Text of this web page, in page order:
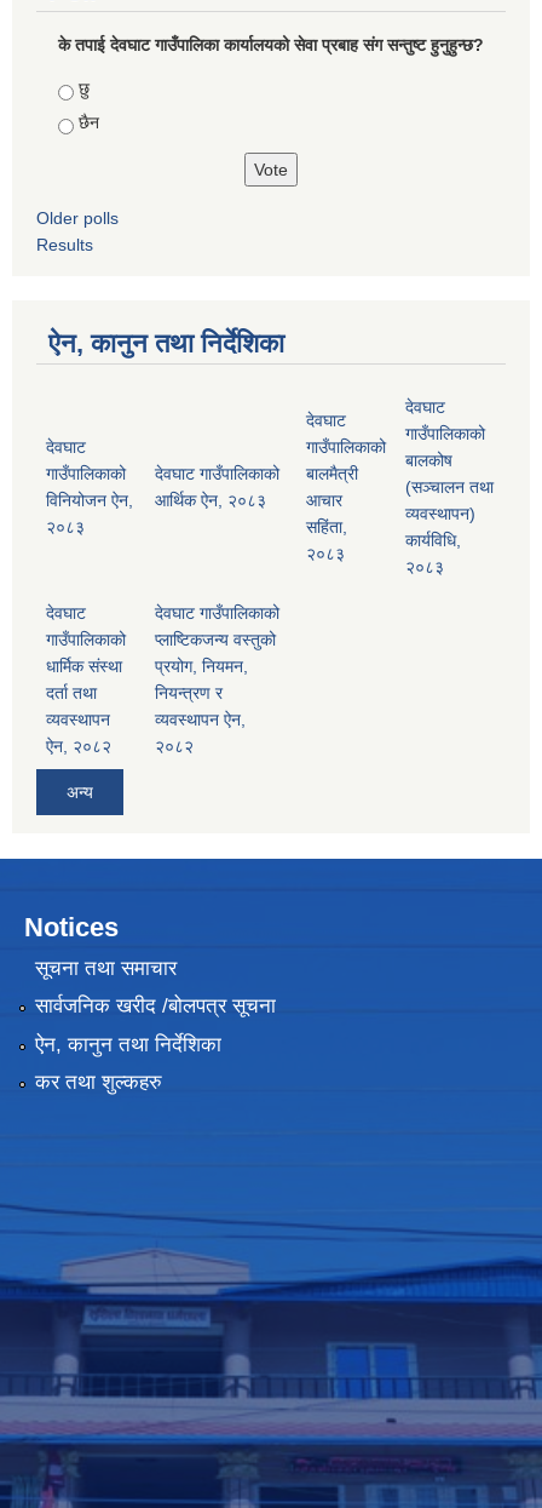
के तपाई देवघाट गाउँपालिका कार्यालयको सेवा प्रबाह संग सन्तुष्ट हुनुहुन्छ?
Choices
छु
छैन
Older polls
Results
ऐन, कानुन तथा निर्देशिका
देवघाट
गाउँपालिकाको
विनियोजन ऐन,
२०८३
देवघाट गाउँपालिकाको
आर्थिक ऐन, २०८३
देवघाट
गाउँपालिकाको
बालमैत्री
आचार
सहिंता,
२०८३
देवघाट
गाउँपालिकाको
बालकोष
(सञ्चालन तथा
व्यवस्थापन)
कार्यविधि,
२०८३
देवघाट
गाउँपालिकाको
धार्मिक संस्था
दर्ता तथा
व्यवस्थापन
ऐन, २०८२
देवघाट गाउँपालिकाको
प्लाष्टिकजन्य वस्तुको
प्रयोग, नियमन,
नियन्त्रण र
व्यवस्थापन ऐन,
२०८२
अन्य
Notices
सूचना तथा समाचार
सार्वजनिक खरीद /बोलपत्र सूचना
ऐन, कानुन तथा निर्देशिका
कर तथा शुल्कहरु